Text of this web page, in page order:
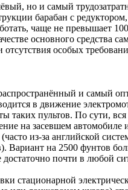
но и самый
барабан с редуктором,
чаще не превышает
основного средства
отсутствия особых
и самый
в движение
таких пультов. По сути,
на засевшем автомобиле
из-за английской
Вариант на 2500 фунтов
почти в любой
стационарной